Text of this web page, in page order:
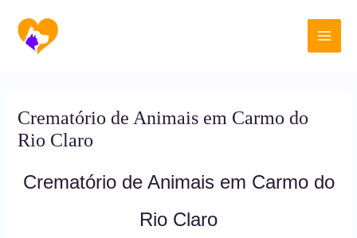
para
conteúdo
Main
Crematório de Animais em Carmo do
Rio Claro
Crematório de Animais em Carmo do
Rio Claro